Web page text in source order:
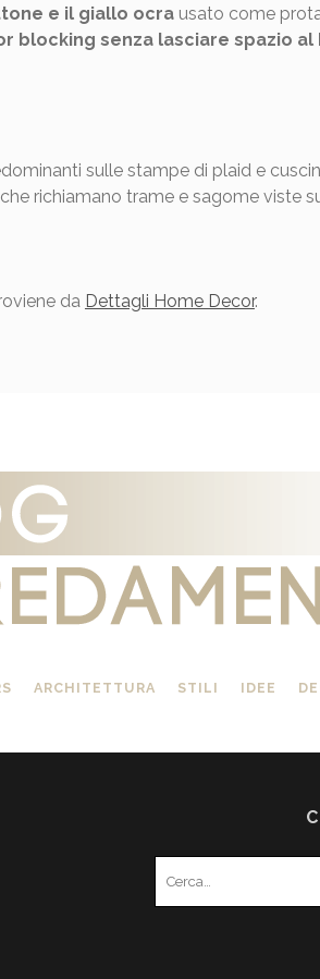
e il giallo ocrausato come
blocking senza lasciare spazio al
sulle stampe di plaid e
richiamano trame e sagome viste
da Dettagli Home Decor.
ARCHITETTURA STILI IDEE